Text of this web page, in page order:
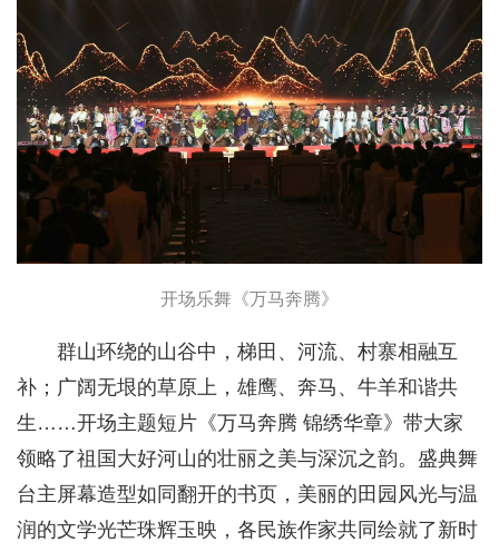
开场乐舞《万马奔腾》
群山环绕的山谷中，梯田、河流、村寨相融互
补；广阔无垠的草原上，雄鹰、奔马、牛羊和谐共
生……开场主题短片《万马奔腾 锦绣华章》带大家
领略了祖国大好河山的壮丽之美与深沉之韵。盛典舞
台主屏幕造型如同翻开的书页，美丽的田园风光与温
润的文学光芒珠辉玉映，各民族作家共同绘就了新时